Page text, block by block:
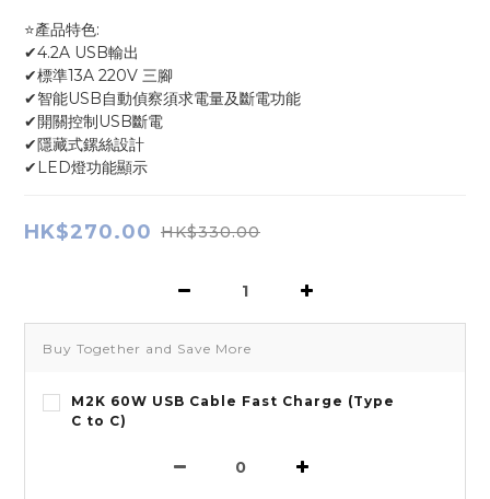
⭐產品特色:
✔4.2A USB輸出
✔標準13A 220V 三腳
✔智能USB自動偵察須求電量及斷電功能
✔開關控制USB斷電
✔隱藏式鏍絲設計
✔LED燈功能顯示
HK$270.00 HK$330.00
Buy Together and Save More
M2K 60W USB Cable Fast Charge (Type
C to C)